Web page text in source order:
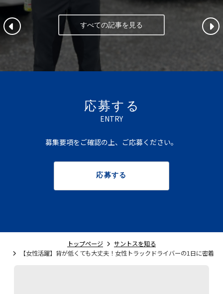
すべての記事を見る
応募する
ENTRY
募集要項をご確認の上、ご応募ください。
応募する
トップページ
サントスを知る
【女性活躍】背が低くても大丈夫！女性トラックドライバーの1日に密着